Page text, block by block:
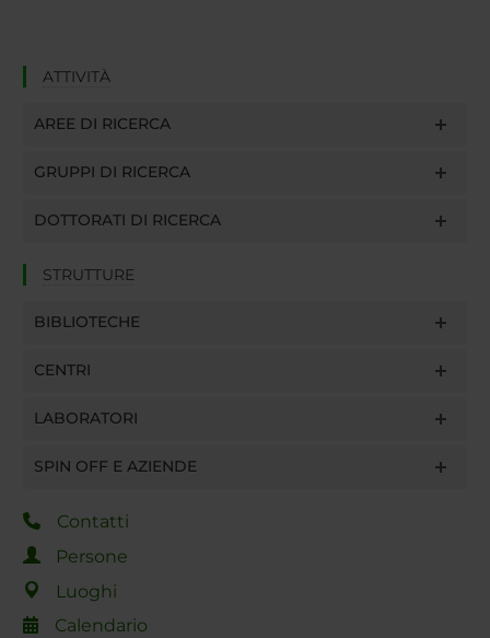
ATTIVITÀ
AREE DI RICERCA
GRUPPI DI RICERCA
DOTTORATI DI RICERCA
STRUTTURE
BIBLIOTECHE
CENTRI
LABORATORI
SPIN OFF E AZIENDE
Contatti
Persone
Luoghi
Calendario